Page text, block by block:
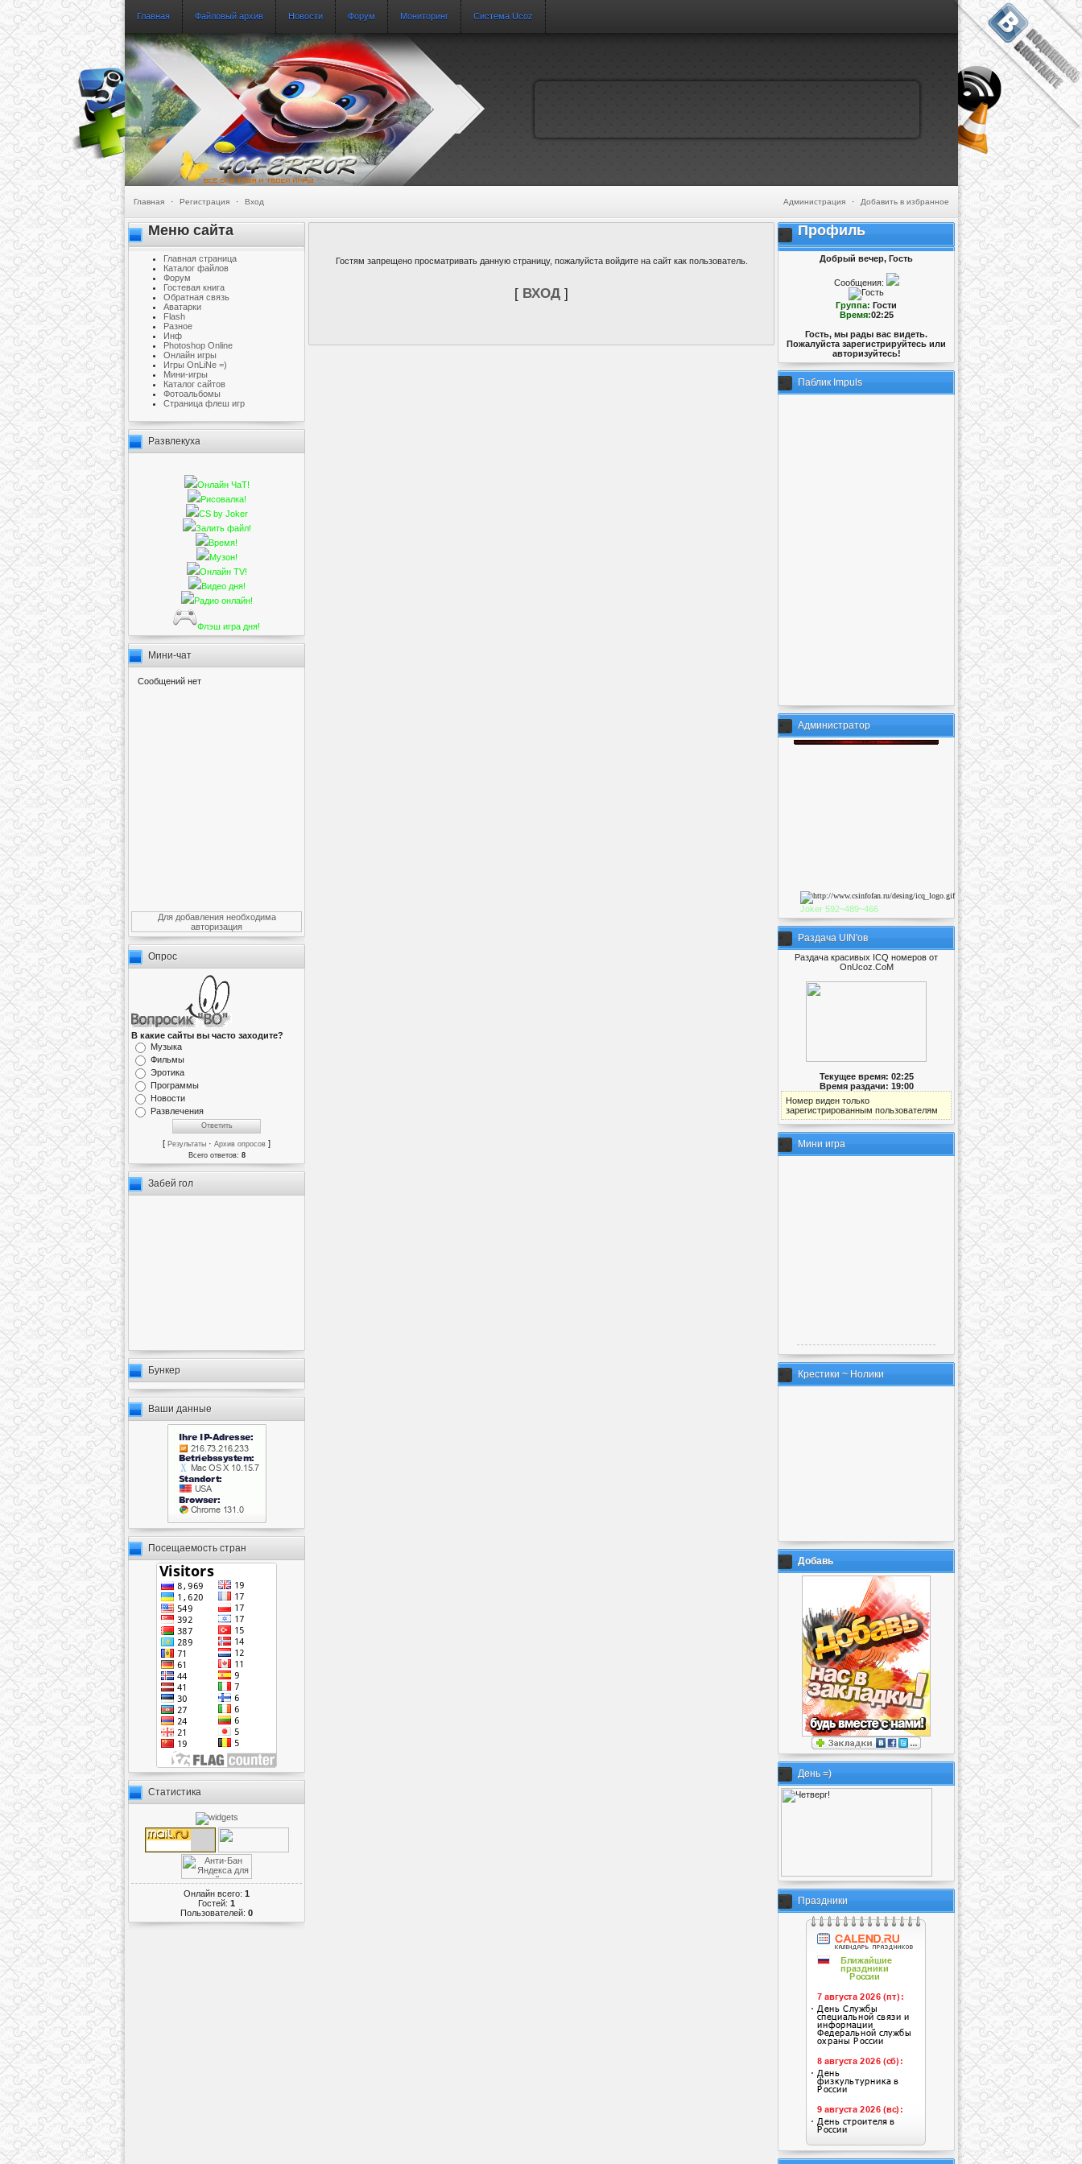
Главная Файловый архив Новости Форум Мониторинг Система Ucoz
Главная · Регистрация · Вход Администрация · Добавить в избранное
Меню сайта
Главная страница
Каталог файлов
Форум
Гостевая книга
Обратная связь
Аватарки
Flash
Разное
Инф
Photoshop Online
Онлайн игры
Игры OnLiNe =)
Мини-игры
Каталог сайтов
Фотоальбомы
Cтраница флеш игр
Развлекуха
Онлайн ЧаТ!
Рисовалка!
CS by Joker
Залить файл!
Время!
Музон!
Онлайн TV!
Видео дня!
Радио онлайн!
Флэш игра дня!
Мини-чат
Для добавления необходима
авторизация
Опрос
В какие сайты вы часто заходите?
Музыка
Фильмы
Эротика
Программы
Новости
Развлечения
[ Результаты · Архив опросов ]
Всего ответов: 8
Забей гол
Бункер
Ваши данные
Посещаемость стран
Статистика
Онлайн всего: 1
Гостей: 1
Пользователей: 0
Гостям запрещено просматривать данную страницу, пожалуйста войдите на сайт как пользователь.
[ ВХОД ]
Профиль
Добрый вечер, Гость
Сообщения:
Группа: Гости
Время:02:25
Гость, мы рады вас видеть.
Пожалуйста зарегистрируйтесь или
авторизуйтесь!
Паблик Impuls
Администратор
Joker 592~489~466
Раздача UIN'ов
Раздача красивых ICQ номеров от
OnUcoz.CoM
Текущее время: 02:25
Время раздачи: 19:00
Номер виден только
зарегистрированным пользователям
Мини игра
Крестики ~ Нолики
Добавь
День =)
Праздники